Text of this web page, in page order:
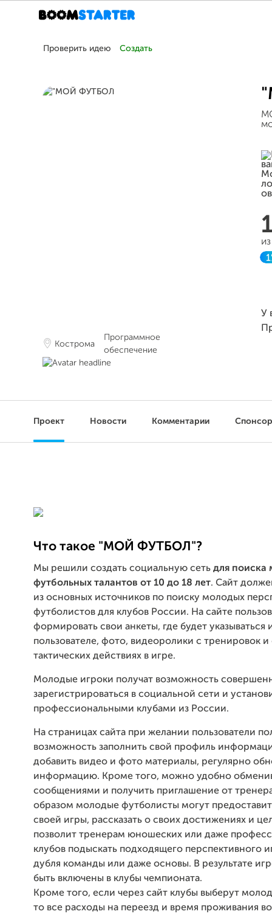
Проверить идею Создать
Кострома
Программное
обеспечение
У
Проект Новости Комментарии
Что такое "МОЙ ФУТБОЛ"?
Мы решили создать социальную сеть для поиска
футбольных талантов от 10 до 18 лет. Сайт
из основных источников по поиску молодых
футболистов для клубов России. На сайте
формировать свои анкеты, где будет
пользователе, фото, видеоролики с тренировок и
тактических действиях в игре.
Молодые игроки получат возможность
зарегистрироваться в социальной сети и
профессиональными клубами из России.
На страницах сайта при желании пользователи
возможность заполнить свой профиль
добавить видео и фото материалы, регулярно
информацию. Кроме того, можно удобно
сообщениями и получить приглашение от
образом молодые футболисты могут
своей игры, рассказать о своих достижениях и
позволит тренерам юношеских или даже
клубов подыскать подходящего перспективного
дубля команды или даже основы. В результате
быть включены в клубы чемпионата.
Кроме того, если через сайт клубы выберут
то все расходы на переезд и время проживания